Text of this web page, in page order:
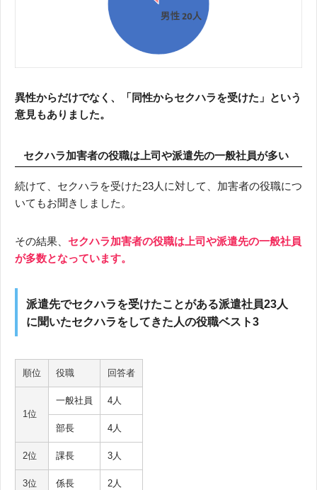
異性からだけでなく、「同性からセクハラを受けた」という
意見もありました。
セクハラ加害者の役職は上司や派遣先の一般社員が多い
続けて、セクハラを受けた23人に対して、加害者の役職につ
いてもお聞きしました。
その結果、 セクハラ加害者の役職は上司や派遣先の一般社員
が多数となっています。
派遣先でセクハラを受けたことがある派遣社員23人
に聞いたセクハラをしてきた人の役職ベスト3
順位 役職 回答者
1位
一般社員 4人
部長 4人
2位 課長 3人
3位 係長 2人